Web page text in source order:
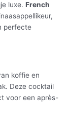
luxe. French
perfecte
koffie en
Deze cocktail
voor een après-